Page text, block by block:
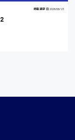
掲載更新日 2026/06/23